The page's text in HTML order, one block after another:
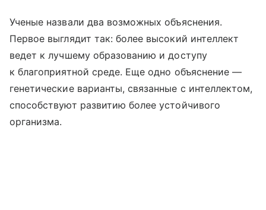
Ученые назвали два возможных объяснения.
Первое выглядит так: более высокий интеллект
ведет к лучшему образованию и доступу
к благоприятной среде. Еще одно объяснение —
генетические варианты, связанные с интеллектом,
способствуют развитию более устойчивого
организма.